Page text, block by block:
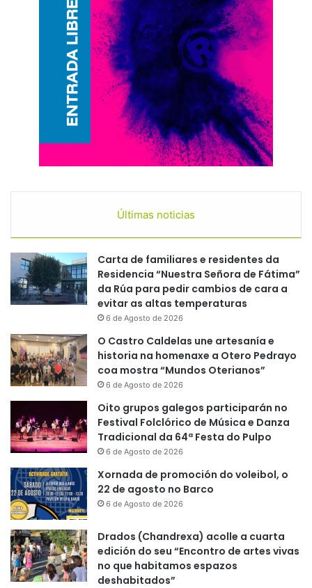
Últimas noticias
Carta de familiares e residentes da
Residencia “Nuestra Señora de Fátima”
da Rúa para pedir cambios de cara a
evitar as altas temperaturas
6 de Agosto de 2026
O Castro Caldelas une artesanía e
historia na homenaxe a Otero Pedrayo
coa mostra “Mundos Oterianos”
6 de Agosto de 2026
Oito grupos galegos participarán no
Festival Folclórico de Música e Danza
Tradicional da 64ª Festa do Pulpo
6 de Agosto de 2026
Xornada de promoción do voleibol, o
22 de agosto no Barco
6 de Agosto de 2026
Drados (Chandrexa) acolle a cuarta
edición do seu “Encontro de artes vivas
no que habitamos espazos
deshabitados”